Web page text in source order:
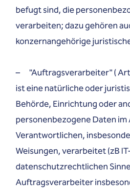
befugt sind, die
verarbeiten; dazu gehören
konzernangehörige
– "Auftragsverarbeiter" ( Art.
ist eine natürliche oder
Behörde, Einrichtung oder
personenbezogene Daten im
Verantwortlichen,
Weisungen, verarbeitet (zB
datenschutzrechtlichen
Auftragsverarbeiter